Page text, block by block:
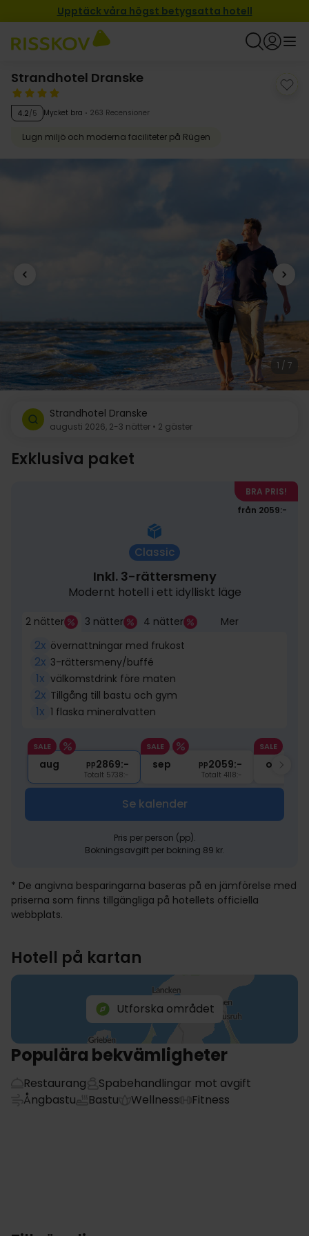
Upptäck våra högst betygsatta hotell
Strandhotel Dranske
4.2/5 Mycket bra 263 Recensioner
Lugn miljö och moderna faciliteter på Rügen
1 / 7
Strandhotel Dranske
augusti 2026, 2-3 nätter • 2 gäster
Exklusiva paket
BRA PRIS!
från 2059:-
Classic
Inkl. 3-rättersmeny
Modernt hotell i ett idylliskt läge
2 nätter 3 nätter 4 nätter Mer
2x övernattningar med frukost
2x 3-rättersmeny/buffé
1x välkomstdrink före maten
2x Tillgång till bastu och gym
1x 1 flaska mineralvatten
SALE
aug pp2869:-
Totalt 5738:-
SALE
sep pp2059:-
Totalt 4118:-
SALE
okt
Se kalender
Pris per person (pp).
Bokningsavgift per bokning 89 kr.
* De angivna besparingarna baseras på en jämförelse med
priserna som finns tillgängliga på hotellets officiella
webbplats.
Hotell på kartan
Utforska området
Populära bekvämligheter
Restaurang
Spabehandlingar mot avgift
Ångbastu
Bastu Wellness Fitness